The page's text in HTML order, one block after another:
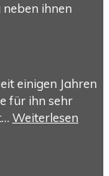
ihnen
einigen Jahren
für ihn sehr
Weiterlesen